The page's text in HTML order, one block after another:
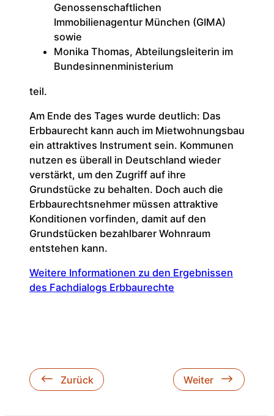
Genossenschaftlichen
Immobilienagentur München (GIMA)
sowie
Monika Thomas, Abteilungsleiterin im
Bundesinnenministerium
teil.
Am Ende des Tages wurde deutlich: Das
Erbbaurecht kann auch im Mietwohnungsbau
ein attraktives Instrument sein. Kommunen
nutzen es überall in Deutschland wieder
verstärkt, um den Zugriff auf ihre
Grundstücke zu behalten. Doch auch die
Erbbaurechtsnehmer müssen attraktive
Konditionen vorfinden, damit auf den
Grundstücken bezahlbarer Wohnraum
entstehen kann.
Weitere Informationen zu den Ergebnissen
des Fachdialogs Erbbaurechte
Zurück Weiter